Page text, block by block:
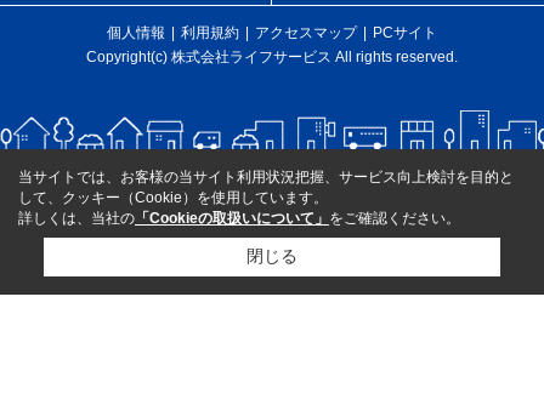
個人情報 利用規約 アクセスマップ
PCサイト
Copyright(c) 株式会社ライフサービス All rights reserved.
当サイトでは、お客様の当サイト利用状況把握、サービス向上検討を目的と
して、クッキー（Cookie）を使用しています。
詳しくは、当社の 「Cookieの取扱いについて」 をご確認ください。
閉じる